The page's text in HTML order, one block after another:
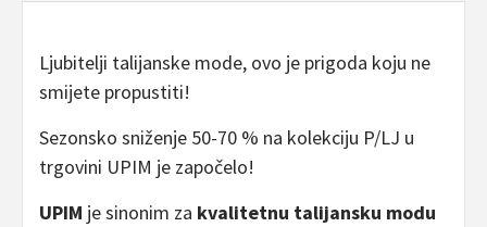
Ljubitelji talijanske mode, ovo je prigoda koju ne
smijete propustiti!
Sezonsko sniženje 50-70 % na kolekciju P/LJ u
trgovini UPIM je započelo!
UPIM je sinonim za kvalitetnu talijansku modu